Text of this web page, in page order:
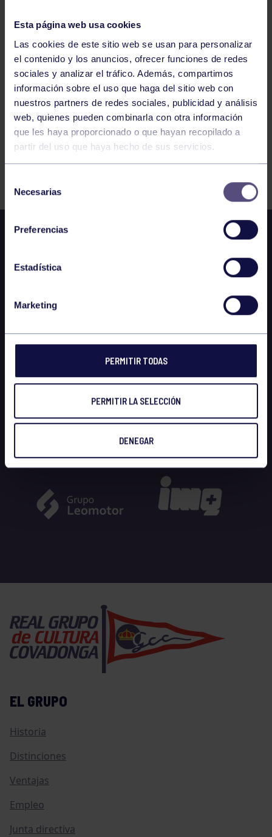
Esta página web usa cookies
Las cookies de este sitio web se usan para personalizar
el contenido y los anuncios, ofrecer funciones de redes
sociales y analizar el tráfico. Además, compartimos
información sobre el uso que haga del sitio web con
nuestros partners de redes sociales, publicidad y análisis
web, quienes pueden combinarla con otra información
que les haya proporcionado o que hayan recopilado a
partir del uso que haya hecho de sus servicios.
consentimiento
Necesarias
Preferencias
Estadística
Marketing
PERMITIR TODAS
PERMITIR LA SELECCIÓN
DENEGAR
ENGANCHATE AL DEPORTE – BOLOS
1 2 3 4 5 6 7
EL GRUPO
Historia
Distinciones
Ventajas
Empleo
Junta directiva